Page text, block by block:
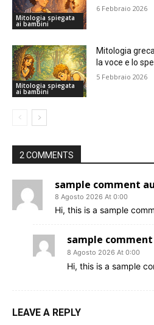
Mitologia spiegata
ai bambini
6 Febbraio 2026
Mitologia spiegata
ai bambini
Mitologia
la voce e lo
5 Febbraio 2026
2 COMMENTS
sample comment
8 Agosto 2026 At 0:00
Hi, this is a sample
sample
8 Agosto 2026 At 0:00
Hi, this is a sample
LEAVE A REPLY